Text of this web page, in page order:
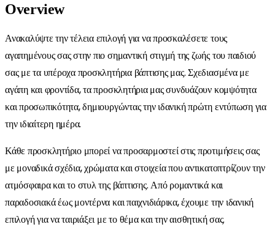
Overview
Ανακαλύψτε την τέλεια επιλογή για να προσκαλέσετε τους
αγαπημένους σας στην πιο σημαντική στιγμή της ζωής του παιδιού
σας με τα υπέροχα προσκλητήρια βάπτισης μας. Σχεδιασμένα με
αγάπη και φροντίδα, τα προσκλητήρια μας συνδυάζουν κομψότητα
και προσωπικότητα, δημιουργώντας την ιδανική πρώτη εντύπωση για
την ιδιαίτερη ημέρα.
Κάθε προσκλητήριο μπορεί να προσαρμοστεί στις προτιμήσεις σας
με μοναδικά σχέδια, χρώματα και στοιχεία που αντικατοπτρίζουν την
ατμόσφαιρα και το στυλ της βάπτισης. Από ρομαντικά και
παραδοσιακά έως μοντέρνα και παιχνιδιάρικα, έχουμε την ιδανική
επιλογή για να ταιριάξει με το θέμα και την αισθητική σας.